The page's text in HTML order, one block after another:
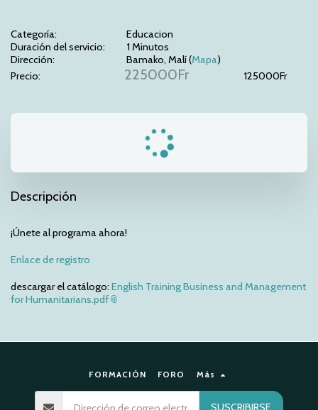
Categoría:
Educacion
Duración del servicio:
1 Minutos
Dirección:
Bamako, Malí (Mapa)
Precio:
225000Fr 125000Fr
Descripción
¡Únete al programa ahora!
Enlace de registro
descargar el catálogo: English Training Business and Management
for Humanitarians.pdf
FORMACIÓN FORO Más
SUSCRIBIRSE